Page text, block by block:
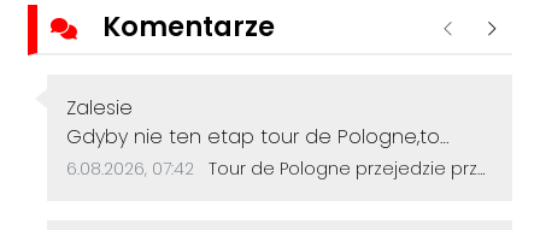
Komentarze Poprzednie
Autor komentarza:
Zalesie
Treść komentarza:
Gdyby nie ten etap tour de Pologne,to
droga w Lichyni dalej straszyła by dziurami
Data dodania komentarza:
6.08.2026, 07:42 Źródło komentarza:
Tour de Pologne przejedzie przez Sławięcice. Kierowców czekają czasowe utrudnienia